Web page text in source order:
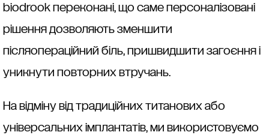
biodrook переконані, що саме персоналізовані
рішення дозволяють зменшити
післяопераційний біль, пришвидшити загоєння і
уникнути повторних втручань.
На відміну від традиційних титанових або
універсальних імплантатів, ми використовуємо